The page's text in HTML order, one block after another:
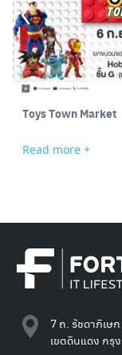
Toys Town Market
Read more +
7 ถ. รัชดาภิเษ
เขตดินแดง กรุ